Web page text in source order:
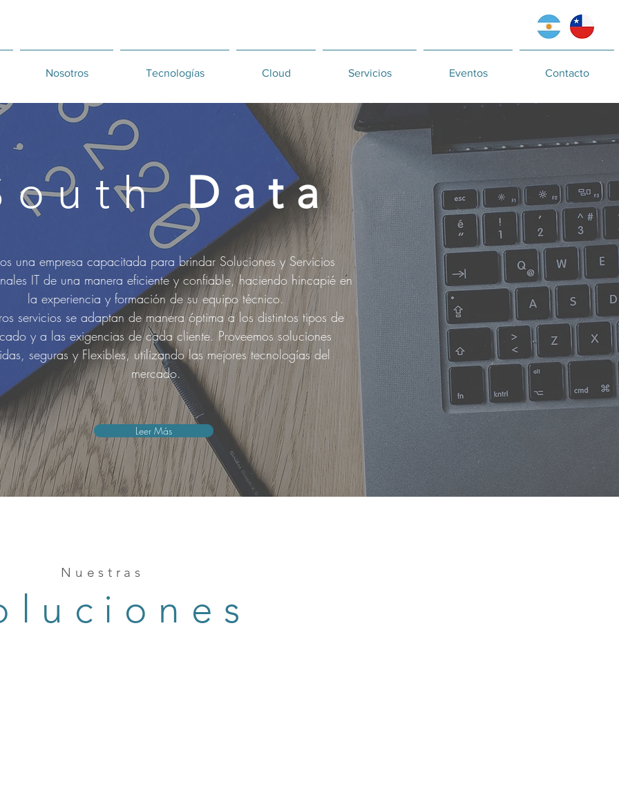
Nosotros Tecnologías Cloud Servicios Eventos Contacto
Data
una empresa capacitada para brindar Soluciones y Servicios
IT de una manera eficiente y confiable, haciendo hincapié en
la experiencia y formación de su equipo técnico.
servicios se adaptan de manera óptima a los distintos tipos de
y a las exigencias de cada cliente. Proveemos soluciones
seguras y Flexibles, utilizando las mejores tecnologías del
mercado.
Leer Más
Nuestras